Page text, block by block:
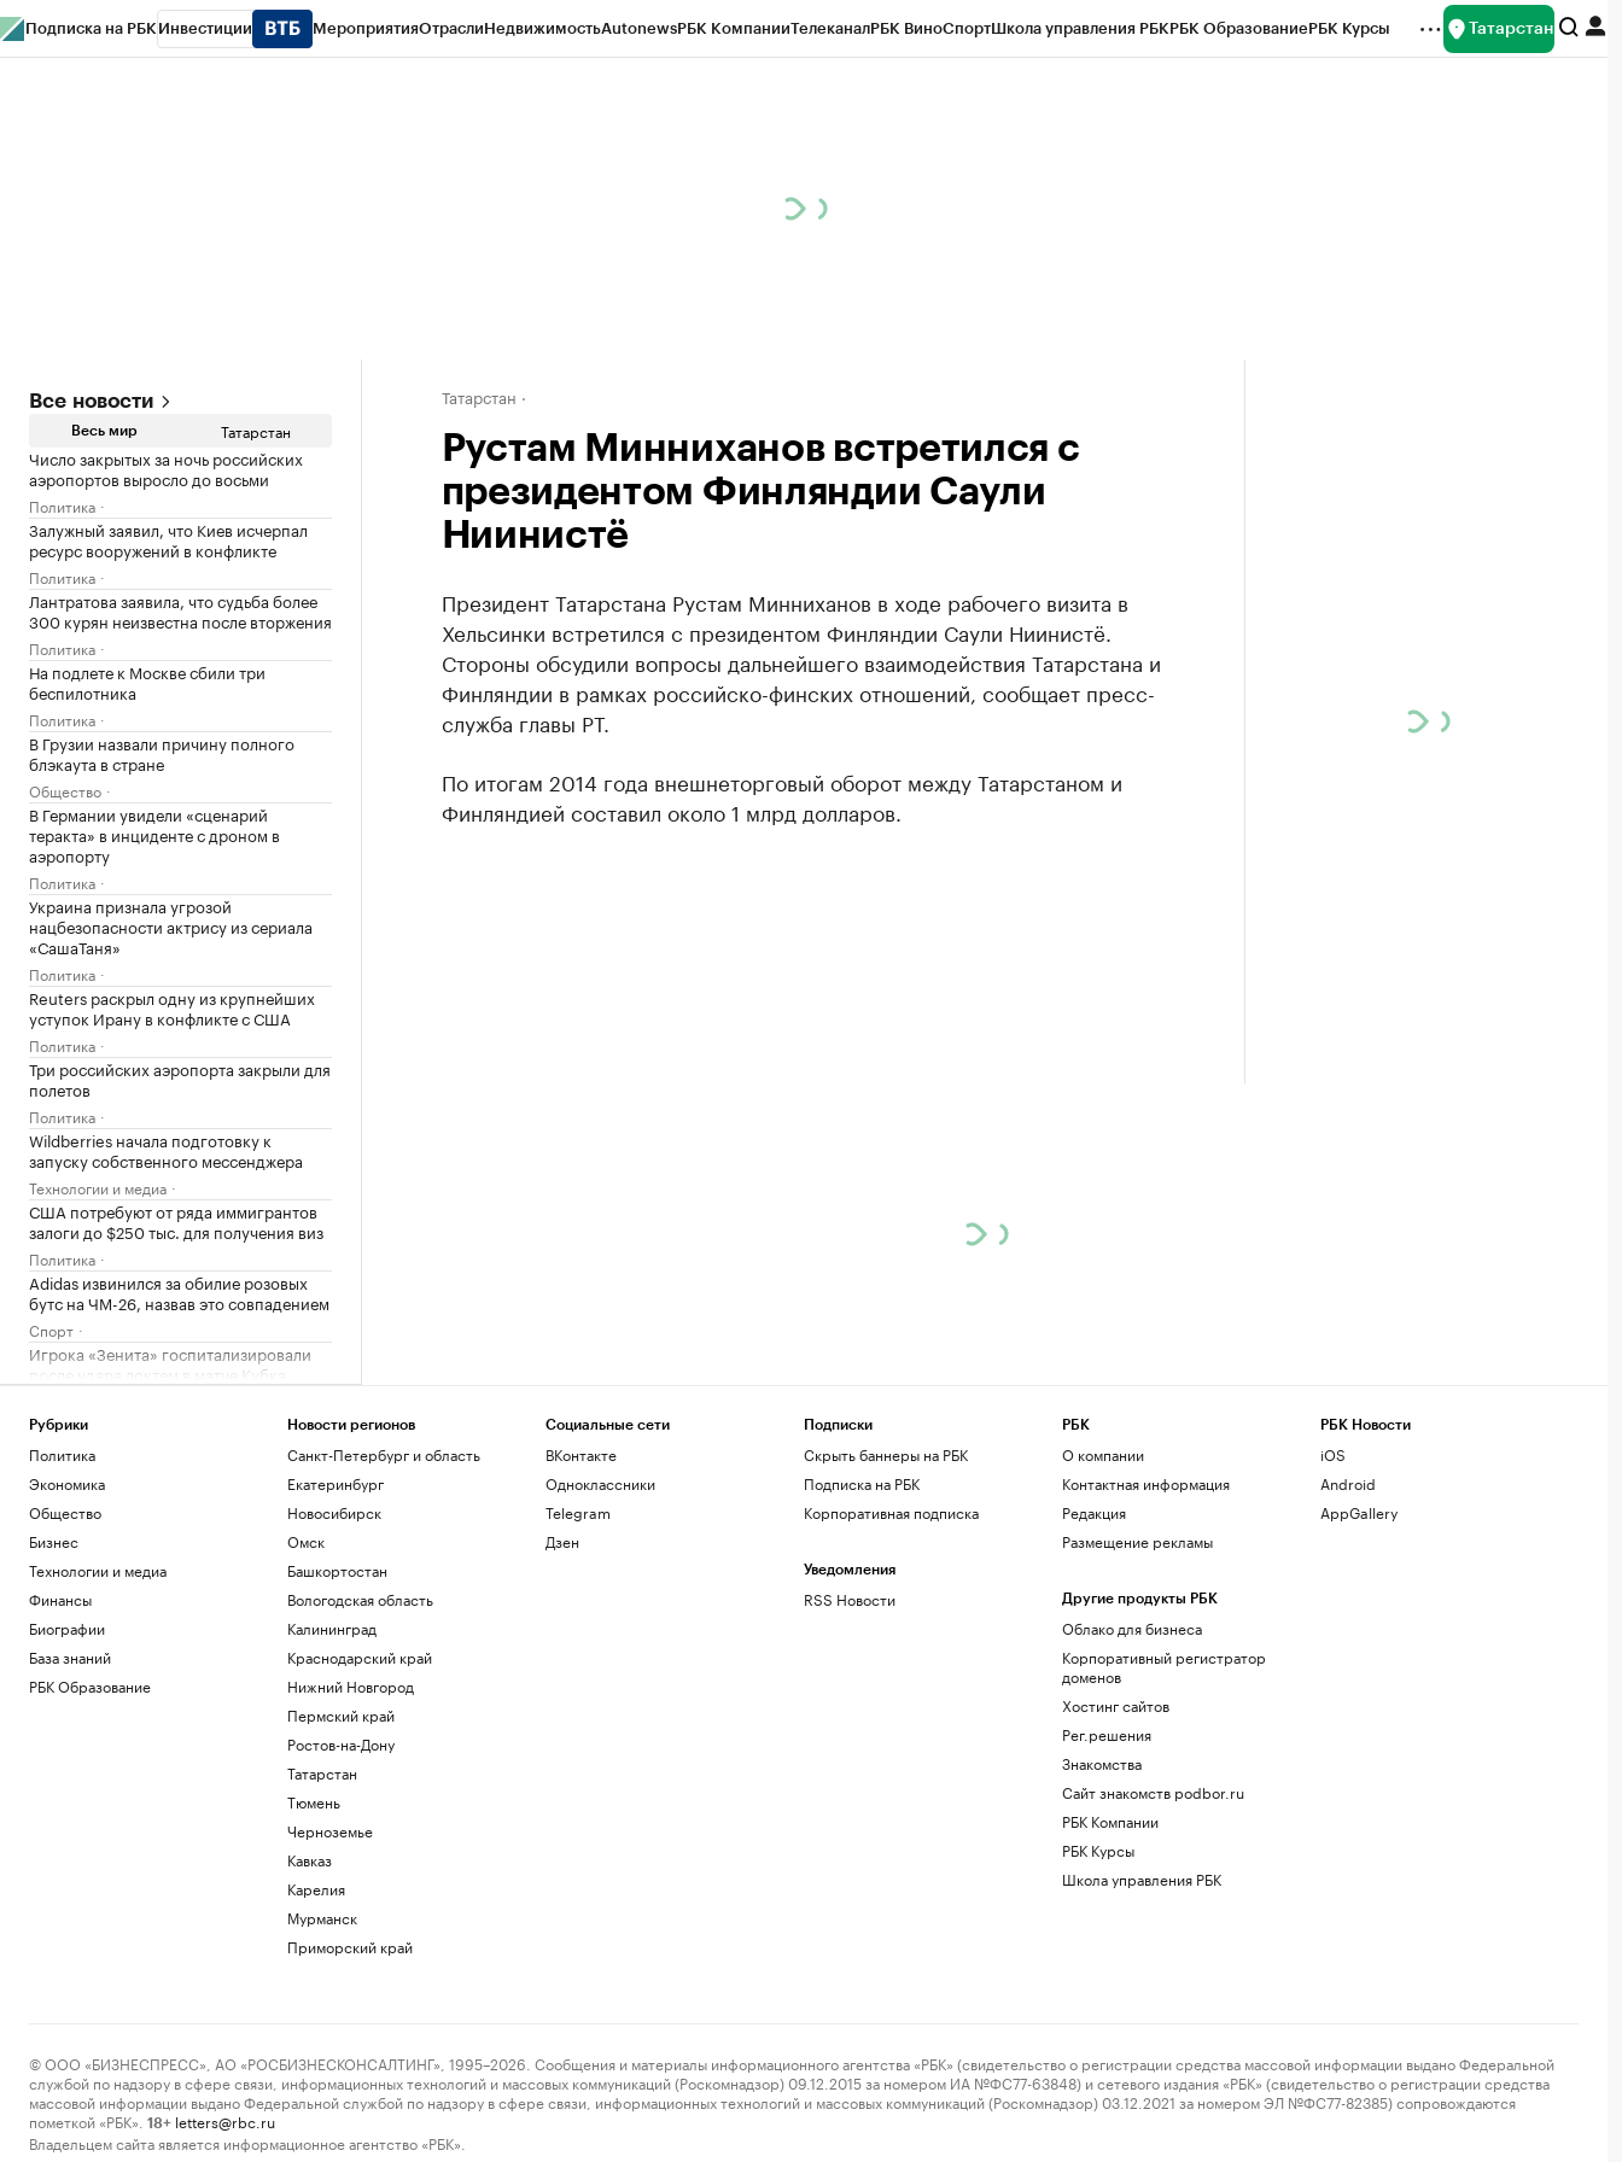
Подписка на РБК Инвестиции МероприятияОтраслиНедвижимостьAutonewsРБК КомпанииТелеканалРБК ВиноСпортШкола управления РБКРБК ОбразованиеРБК Курсы Татарстан
Все новости
Весь мир Татарстан
Число закрытых за ночь российских
аэропортов выросло до восьми
Политика
Залужный заявил, что Киев исчерпал
ресурс вооружений в конфликте
Политика
Лантратова заявила, что судьба более
300 курян неизвестна после вторжения
Политика
На подлете к Москве сбили три
беспилотника
Политика
В Грузии назвали причину полного
блэкаута в стране
Общество
В Германии увидели «сценарий
теракта» в инциденте с дроном в
аэропорту
Политика
Украина признала угрозой
нацбезопасности актрису из сериала
«СашаТаня»
Политика
Reuters раскрыл одну из крупнейших
уступок Ирану в конфликте с США
Политика
Три российских аэропорта закрыли для
полетов
Политика
Wildberries начала подготовку к
запуску собственного мессенджера
Технологии и медиа
США потребуют от ряда иммигрантов
залоги до $250 тыс. для получения виз
Политика
Adidas извинился за обилие розовых
бутс на ЧМ-26, назвав это совпадением
Спорт
Игрока «Зенита» госпитализировали
после удара локтем в матче Кубка
Спорт
Росстандарт запретил продажу
некоторых грузовиков Dongfeng и
Zoomlion
Бизнес
Затраты на строительство ТЭС для
Бизнес
Счетная палата оценила зависимость
науки от зарубежного оборудования
Общество
Изъятия в пользу государства
обеспечили более 40% российского
Мирра Андреева уверенно вышла в
Татарстан
Рустам Минниханов встретился с
президентом Финляндии Саули
Ниинистё
Президент Татарстана Рустам Минниханов в ходе рабочего визита в
Хельсинки встретился с президентом Финляндии Саули Ниинистё.
Стороны обсудили вопросы дальнейшего взаимодействия Татарстана и
Финляндии в рамках российско-финских отношений, сообщает пресс-
служба главы РТ.
По итогам 2014 года внешнеторговый оборот между Татарстаном и
Финляндией составил около 1 млрд долларов.
Рубрики
Политика
Экономика
Общество
Бизнес
Технологии и медиа
Финансы
Биографии
База знаний
РБК Образование
Новости регионов
Санкт-Петербург и область
Екатеринбург
Новосибирск
Омск
Башкортостан
Вологодская область
Калининград
Краснодарский край
Нижний Новгород
Пермский край
Ростов-на-Дону
Татарстан
Тюмень
Черноземье
Кавказ
Карелия
Мурманск
Приморский край
Социальные сети
ВКонтакте
Одноклассники
Telegram
Дзен
Подписки
Скрыть баннеры на РБК
Подписка на РБК
Корпоративная подписка
Уведомления
RSS Новости
РБК
О компании
Контактная информация
Редакция
Размещение рекламы
Другие продукты РБК
Облако для бизнеса
Корпоративный регистратор
доменов
Хостинг сайтов
Рег.решения
Знакомства
Сайт знакомств podbor.ru
РБК Компании
РБК Курсы
Школа управления РБК
РБК Новости
iOS
Android
AppGallery
© ООО «БИЗНЕСПРЕСС», АО «РОСБИЗНЕСКОНСАЛТИНГ», 1995–2026. Сообщения и материалы информационного агентства «РБК» (свидетельство о регистрации средства массовой информации выдано Федеральной
службой по надзору в сфере связи, информационных технологий и массовых коммуникаций (Роскомнадзор) 09.12.2015 за номером ИА №ФС77-63848) и сетевого издания «РБК» (свидетельство о регистрации средства
массовой информации выдано Федеральной службой по надзору в сфере связи, информационных технологий и массовых коммуникаций (Роскомнадзор) 03.12.2021 за номером ЭЛ №ФС77-82385) сопровождаются
пометкой «РБК».
18+ letters@rbc.ru
Владельцем сайта является информационное агентство «РБК».